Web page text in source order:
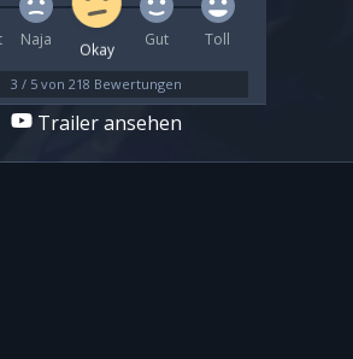
Naja
Okay
Gut Toll
3 / 5 von 218 Bewertungen
Trailer ansehen